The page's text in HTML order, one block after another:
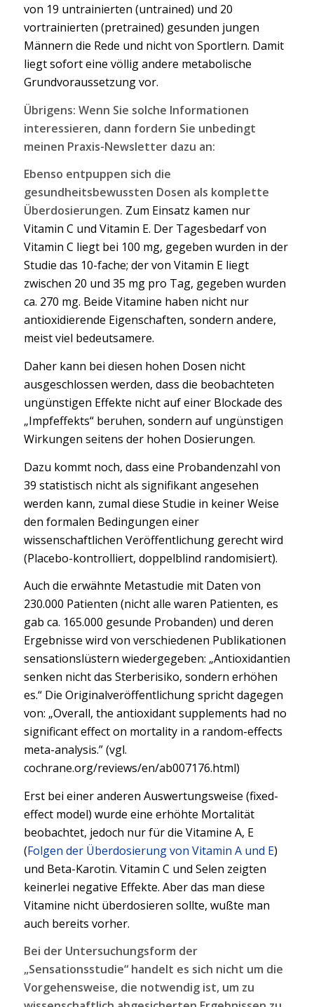
von 19 untrainierten (untrained) und 20
vortrainierten (pretrained) gesunden jungen
Männern die Rede und nicht von Sportlern. Damit
liegt sofort eine völlig andere metabolische
Grundvoraussetzung vor.
Übrigens: Wenn Sie solche Informationen
interessieren, dann fordern Sie unbedingt
meinen Praxis-Newsletter dazu an:
Ebenso entpuppen sich die
gesundheitsbewussten Dosen als komplette
Überdosierungen. Zum Einsatz kamen nur
Vitamin C und Vitamin E. Der Tagesbedarf von
Vitamin C liegt bei 100 mg, gegeben wurden in der
Studie das 10-fache; der von Vitamin E liegt
zwischen 20 und 35 mg pro Tag, gegeben wurden
ca. 270 mg. Beide Vitamine haben nicht nur
antioxidierende Eigenschaften, sondern andere,
meist viel bedeutsamere.
Daher kann bei diesen hohen Dosen nicht
ausgeschlossen werden, dass die beobachteten
ungünstigen Effekte nicht auf einer Blockade des
„Impfeffekts“ beruhen, sondern auf ungünstigen
Wirkungen seitens der hohen Dosierungen.
Dazu kommt noch, dass eine Probandenzahl von
39 statistisch nicht als signifikant angesehen
werden kann, zumal diese Studie in keiner Weise
den formalen Bedingungen einer
wissenschaftlichen Veröffentlichung gerecht wird
(Placebo-kontrolliert, doppelblind randomisiert).
Auch die erwähnte Metastudie mit Daten von
230.000 Patienten (nicht alle waren Patienten, es
gab ca. 165.000 gesunde Probanden) und deren
Ergebnisse wird von verschiedenen Publikationen
sensationslüstern wiedergegeben: „Antioxidantien
senken nicht das Sterberisiko, sondern erhöhen
es.“ Die Originalveröffentlichung spricht dagegen
von: „Overall, the antioxidant supplements had no
significant effect on mortality in a random-effects
meta-analysis.” (vgl.
cochrane.org/reviews/en/ab007176.html)
Erst bei einer anderen Auswertungsweise (fixed-
effect model) wurde eine erhöhte Mortalität
beobachtet, jedoch nur für die Vitamine A, E
(Folgen der Überdosierung von Vitamin A und E)
und Beta-Karotin. Vitamin C und Selen zeigten
keinerlei negative Effekte. Aber das man diese
Vitamine nicht überdosieren sollte, wußte man
auch bereits vorher.
Bei der Untersuchungsform der
„Sensationsstudie“ handelt es sich nicht um die
Vorgehensweise, die notwendig ist, um zu